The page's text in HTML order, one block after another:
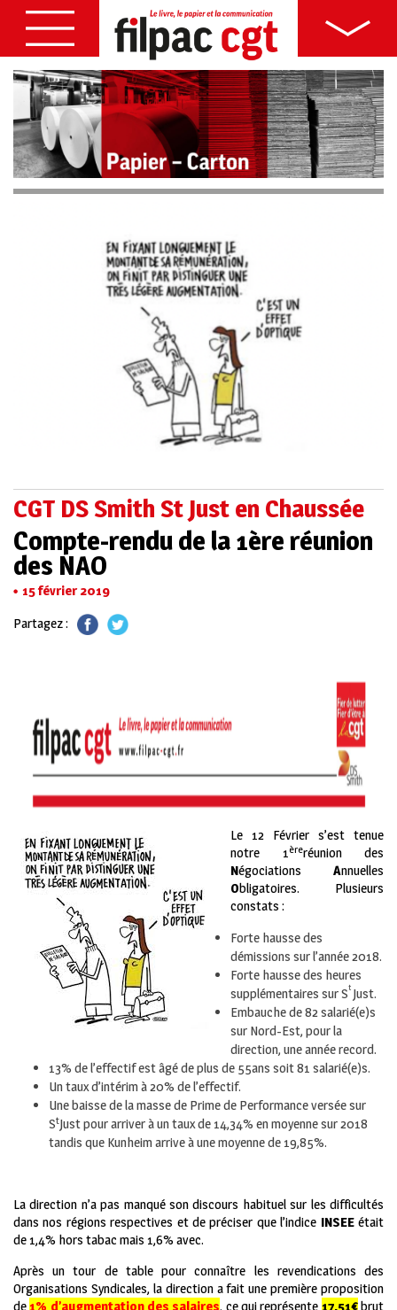
CGT DS Smith St Just en Chaussée
Compte-rendu de la 1ère réunion
des NAO
15 février 2019
Partagez :
Le 12 Février s’est tenue
notre 1èreréunion des
Négociations Annuelles
Obligatoires. Plusieurs
constats :
Forte hausse des
démissions sur l’année 2018.
Forte hausse des heures
supplémentaires sur St Just.
Embauche de 82 salarié(e)s
sur Nord-Est, pour la
direction, une année record.
13% de l’effectif est âgé de plus de 55ans soit 81 salarié(e)s.
Un taux d’intérim à 20% de l’effectif.
Une baisse de la masse de Prime de Performance versée sur
StJust pour arriver à un taux de 14,34% en moyenne sur 2018
tandis que Kunheim arrive à une moyenne de 19,85%.
La direction n’a pas manqué son discours habituel sur les difficultés
dans nos régions respectives et de préciser que l’indice INSEEétait
de 1,4% hors tabac mais 1,6% avec.
Après un tour de table pour connaître les revendications des
Organisations Syndicales, la direction a fait une première proposition
de1% d’augmentation des salaires, ce qui représente 17,51€brut